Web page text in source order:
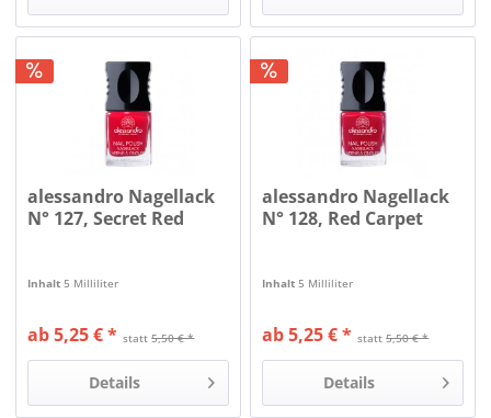
alessandro Nagellack
N° 127, Secret Red
Inhalt5 Milliliter
statt5,50 € *
ab 5,25 € *
Details
alessandro Nagellack
N° 128, Red Carpet
Inhalt5 Milliliter
statt5,50 € *
ab 5,25 € *
Details